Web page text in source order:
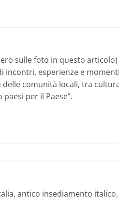
sulle foto in questo articolo)
incontri, esperienze e
comunità locali, tra
per il Paese”.
antico insediamento italico,